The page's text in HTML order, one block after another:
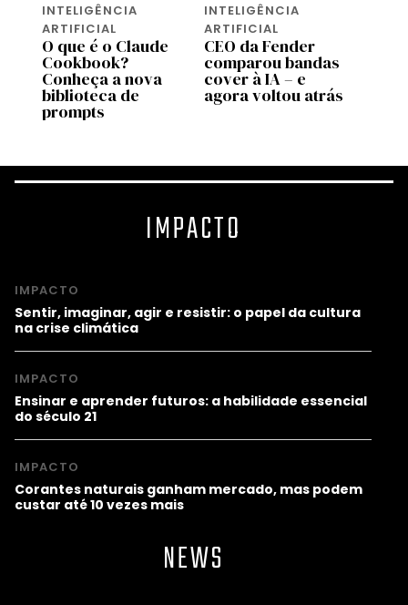
INTELIGÊNCIA
ARTIFICIAL
O que é o Claude
Cookbook?
Conheça a nova
biblioteca de
prompts
INTELIGÊNCIA
ARTIFICIAL
CEO da Fender
comparou bandas
cover à IA – e
agora voltou atrás
IMPACTO
IMPACTO
Sentir, imaginar, agir e resistir: o papel da cultura
na crise climática
IMPACTO
Ensinar e aprender futuros: a habilidade essencial
do século 21
IMPACTO
Corantes naturais ganham mercado, mas podem
custar até 10 vezes mais
NEWS